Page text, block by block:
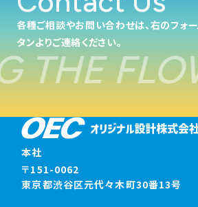
各種ご相談やお問い合わせは、右のフォ
タンよりご連絡ください。
THE
本社
〒151-0062
東京都渋谷区元代々木町30番13号